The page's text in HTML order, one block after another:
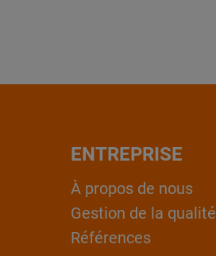
ENTREPRISE
À propos de nous
Gestion de la qualité
Références